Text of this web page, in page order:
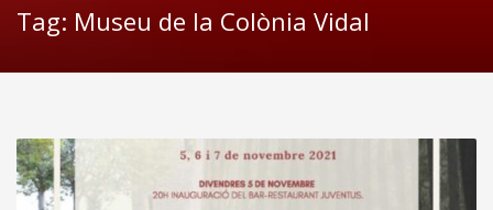
Tag: Museu de la Colònia Vidal